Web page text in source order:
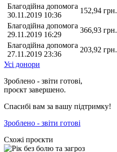
Благодійна допомога
30.11.2019 10:36
152,94 грн.
Благодійна допомога
29.11.2019 16:29
366,93 грн.
Благодійна допомога
27.11.2019 23:36
203,92 грн.
Усі донори
Зроблено - звіти готові,
проєкт завершено.
Спасибі вам за вашу підтримку!
Зроблено - звіти готові
Схожі проєкти